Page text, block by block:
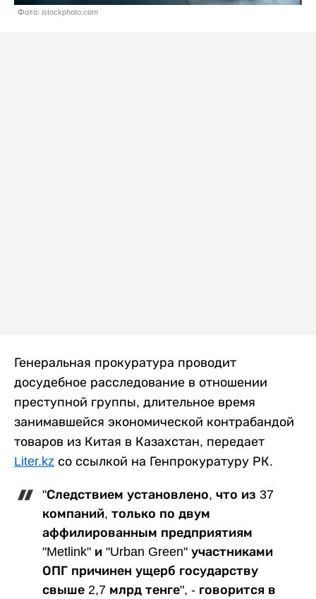
Фото: istockphoto.com
Генеральная прокуратура проводит
досудебное расследование в отношении
преступной группы, длительное время
занимавшейся экономической контрабандой
товаров из Китая в Казахстан, передает
Liter.kz со ссылкой на Генпрокуратуру РК.
"Следствием установлено, что из 37
компаний, только по двум
аффилированным предприятиям
"Metlink" и "Urban Green" участниками
ОПГ причинен ущерб государству
свыше 2,7 млрд тенге", - говорится в